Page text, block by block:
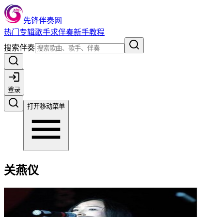
先锋伴奏网
热门 专辑歌手求伴奏新手教程
搜索伴奏
登录
打开移动菜单
关燕仪